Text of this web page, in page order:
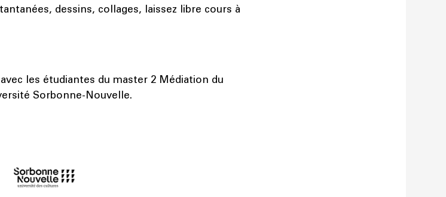
dessins, collages, laissez libre cours à
les étudiantes du master 2 Médiation du
Sorbonne-Nouvelle.